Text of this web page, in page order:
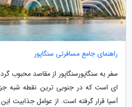
راهنمای جامع مسافرتی سنگاپور
سفر به سنگاپورسنگاپور از مقاصد
ای است که در جنوبی ترین نقطه شبه
آسیا قرار گرفته است. از عوامل جذابیت